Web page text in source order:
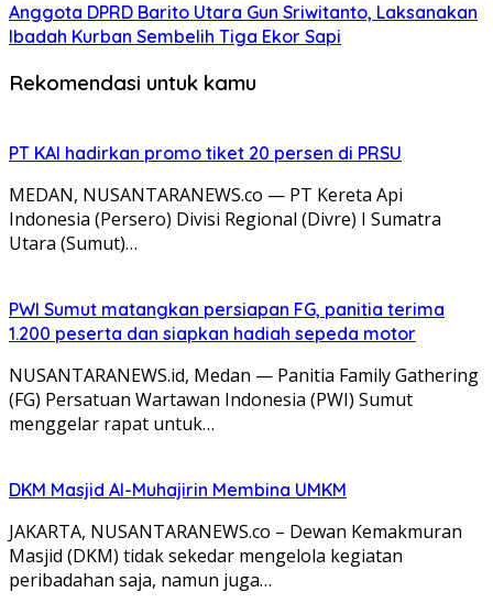
Anggota DPRD Barito Utara Gun Sriwitanto, Laksanakan
Ibadah Kurban Sembelih Tiga Ekor Sapi
Rekomendasi untuk kamu
PT KAI hadirkan promo tiket 20 persen di PRSU
MEDAN, NUSANTARANEWS.co — PT Kereta Api
Indonesia (Persero) Divisi Regional (Divre) I Sumatra
Utara (Sumut)…
PWI Sumut matangkan persiapan FG, panitia terima
1.200 peserta dan siapkan hadiah sepeda motor
NUSANTARANEWS.id, Medan — Panitia Family Gathering
(FG) Persatuan Wartawan Indonesia (PWI) Sumut
menggelar rapat untuk…
DKM Masjid Al-Muhajirin Membina UMKM
JAKARTA, NUSANTARANEWS.co – Dewan Kemakmuran
Masjid (DKM) tidak sekedar mengelola kegiatan
peribadahan saja, namun juga…